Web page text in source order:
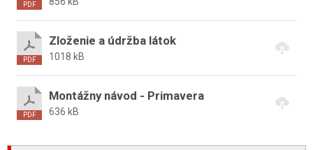
Zloženie a údržba látok
1018 kB
Montážny návod - Primavera
636 kB